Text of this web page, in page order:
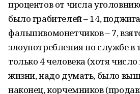
процентов от числа
было грабителей – 14,
фальшивомонетчиков – 7,
злоупотребления по службе в
только 4 человека (хотя число
жизни, надо думать, было
наконец, корчемников